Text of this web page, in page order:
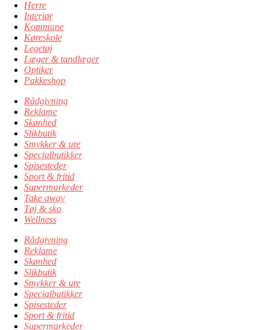
Herre
Interiør
Kommune
Køreskole
Legetøj
Læger & tandlæger
Optiker
Pakkeshop
Rådgivning
Reklame
Skønhed
Slikbutik
Smykker & ure
Specialbutikker
Spisesteder
Sport & fritid
Supermarkeder
Take away
Tøj & sko
Wellness
Rådgivning
Reklame
Skønhed
Slikbutik
Smykker & ure
Specialbutikker
Spisesteder
Sport & fritid
Supermarkeder